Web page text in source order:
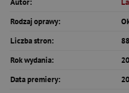
Autor:
Rodzaj oprawy:
Liczba stron:
88
Rok wydania:
Data premiery: